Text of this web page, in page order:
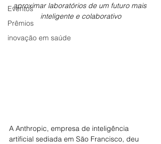
Eventos
Prêmios
inovação em saúde
aproximar laboratórios de um futuro mais
inteligente e colaborativo
A Anthropic, empresa de inteligência
artificial sediada em São Francisco, deu